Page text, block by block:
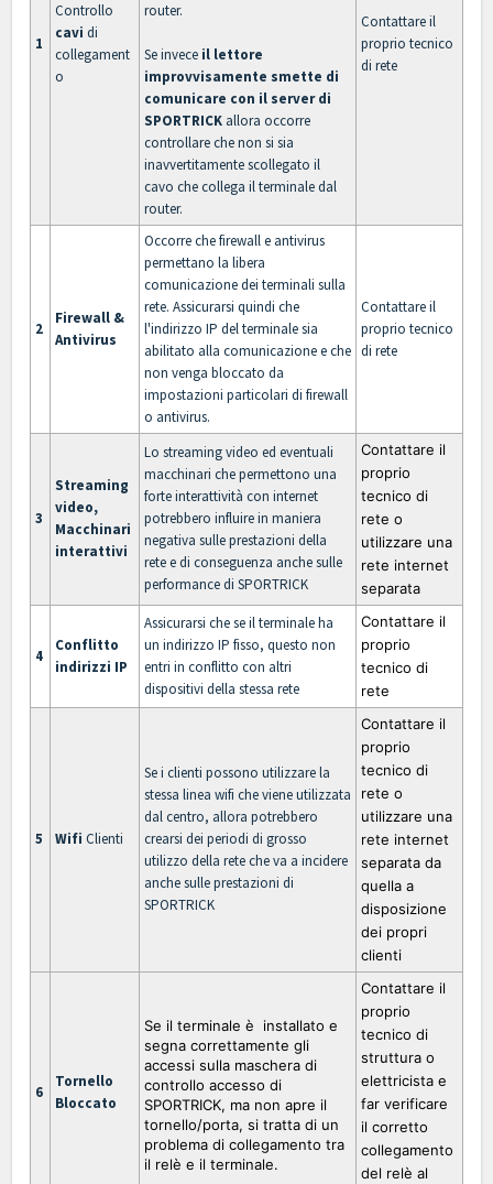
1
Controllo
cavi di
collegament
o
router.
Se invece il lettore
improvvisamente smette di
comunicare con il server di
SPORTRICK allora occorre
controllare che non si sia
inavvertitamente scollegato il
cavo che collega il terminale dal
router.
Contattare il
proprio tecnico
di rete
2
Firewall &
Antivirus
Occorre che firewall e antivirus
permettano la libera
comunicazione dei terminali sulla
rete. Assicurarsi quindi che
l'indirizzo IP del terminale sia
abilitato alla comunicazione e che
non venga bloccato da
impostazioni particolari di firewall
o antivirus.
Contattare il
proprio tecnico
di rete
3
Streaming
video,
Macchinari
interattivi
Lo streaming video ed eventuali
macchinari che permettono una
forte interattività con internet
potrebbero influire in maniera
negativa sulle prestazioni della
rete e di conseguenza anche sulle
performance di SPORTRICK
Contattare il
proprio
tecnico di
rete o
utilizzare una
rete internet
separata
4
Conflitto
indirizzi IP
Assicurarsi che se il terminale ha
un indirizzo IP fisso, questo non
entri in conflitto con altri
dispositivi della stessa rete
Contattare il
proprio
tecnico di
rete
5 Wifi Clienti
Se i clienti possono utilizzare la
stessa linea wifi che viene utilizzata
dal centro, allora potrebbero
crearsi dei periodi di grosso
utilizzo della rete che va a incidere
anche sulle prestazioni di
SPORTRICK
Contattare il
proprio
tecnico di
rete o
utilizzare una
rete internet
separata da
quella a
disposizione
dei propri
clienti
6
Tornello
Bloccato
Se il terminale è installato e
segna correttamente gli
accessi sulla maschera di
controllo accesso di
SPORTRICK, ma non apre il
tornello/porta, si tratta di un
problema di collegamento tra
il relè e il terminale.
Contattare il
proprio
tecnico di
struttura o
elettricista e
far verificare
il corretto
collegamento
del relè al